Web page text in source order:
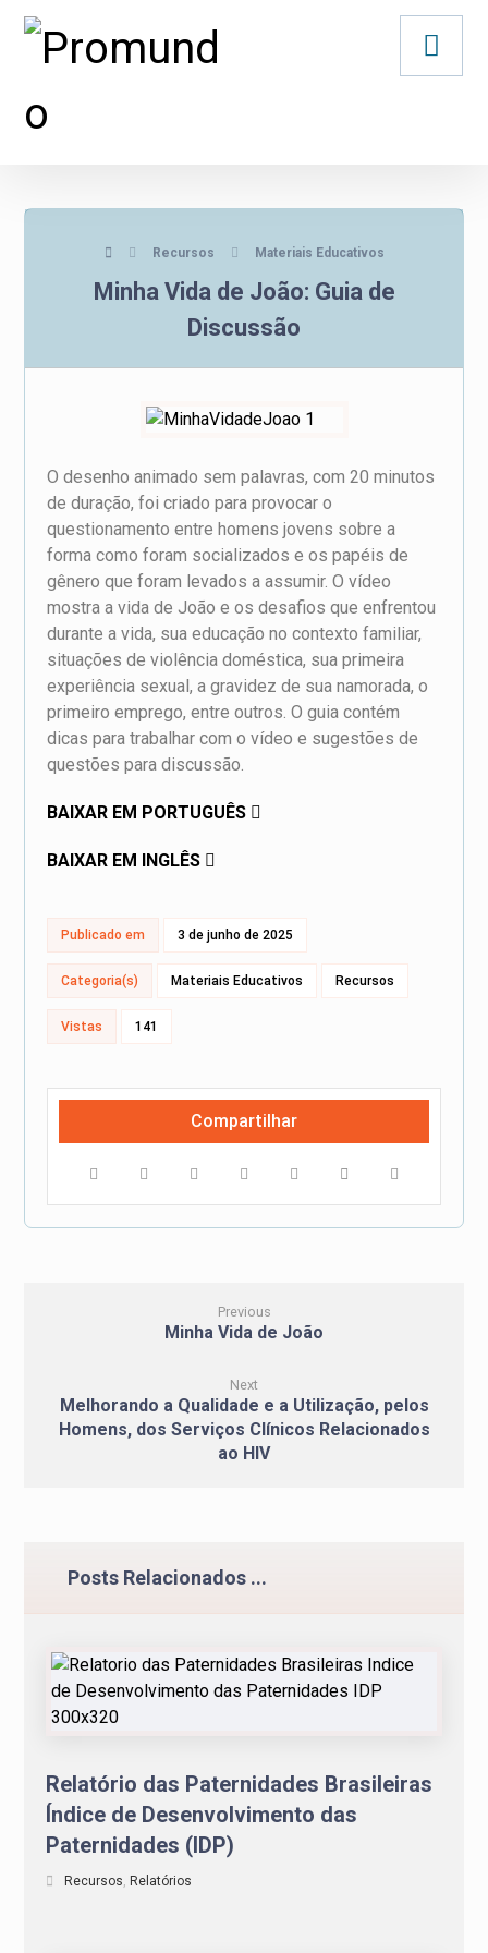
Recursos Materiais Educativos
Minha Vida de João: Guia de
Discussão
O desenho animado sem palavras, com 20 minutos
de duração, foi criado para provocar o
questionamento entre homens jovens sobre a
forma como foram socializados e os papéis de
gênero que foram levados a assumir. O vídeo
mostra a vida de João e os desafios que enfrentou
durante a vida, sua educação no contexto familiar,
situações de violência doméstica, sua primeira
experiência sexual, a gravidez de sua namorada, o
primeiro emprego, entre outros. O guia contém
dicas para trabalhar com o vídeo e sugestões de
questões para discussão.
BAIXAR EM PORTUGUÊS
BAIXAR EM INGLÊS
Publicado em 3 de junho de 2025
Categoria(s) Materiais Educativos Recursos
Vistas 141
Previous
Minha Vida de João
Next
Melhorando a Qualidade e a Utilização, pelos
Homens, dos Serviços Clínicos Relacionados
ao HIV
Posts Relacionados ...
Relatório das Paternidades Brasileiras
Índice de Desenvolvimento das
Paternidades (IDP)
Recursos, Relatórios